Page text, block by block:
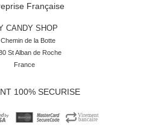
Française
CANDY SHOP
de la Botte
St Alban de Roche
France
100% SECURISE